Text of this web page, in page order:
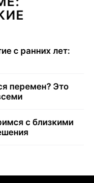
с ранних лет:
перемен? Это
с близкими